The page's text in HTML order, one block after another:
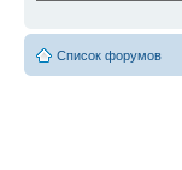
Список форумов